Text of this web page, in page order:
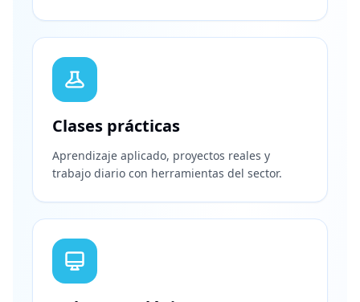
Clases prácticas
Aprendizaje aplicado, proyectos reales y
trabajo diario con herramientas del sector.